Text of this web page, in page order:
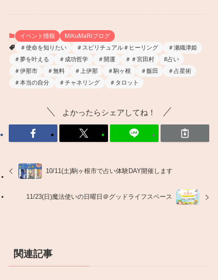
イベント情報
MiKuMaRiブログ
＃使命を知りたい
＃スピリチュアル＃ヒーリング
＃瀬織津姫
＃夢を叶える
＃成功哲学 ＃開運 ＃＃宮田村
#占い
＃伊那市
＃無料 ＃上伊那 ＃駒ヶ根 ＃飯田
＃占星術
＃本当の自分
＃チャネリング ＃タロット
よかったらシェアしてね！
10/11(土)駒ヶ根市で占い体験DAY開催します
11/23(日)魔法使いの日曜日＠グッドライフスペース
関連記事